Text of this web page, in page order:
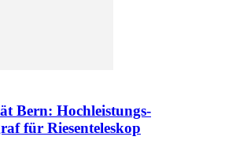
Bern: Hochleistungs-
für Riesenteleskop